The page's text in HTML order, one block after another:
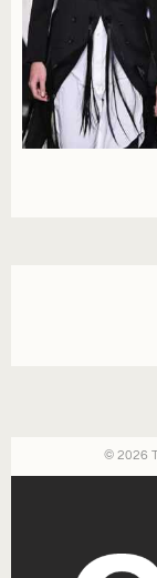
© 2026